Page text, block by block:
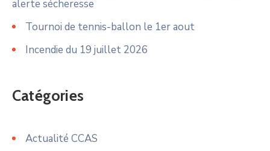
alerte sécheresse
Tournoi de tennis-ballon le 1er aout
Incendie du 19 juillet 2026
Catégories
Actualité CCAS